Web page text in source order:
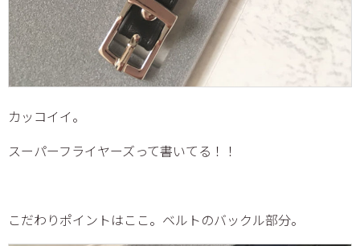
カッコイイ。
スーパーフライヤーズって書いてる！！
こだわりポイントはここ。ベルトのバックル部分。